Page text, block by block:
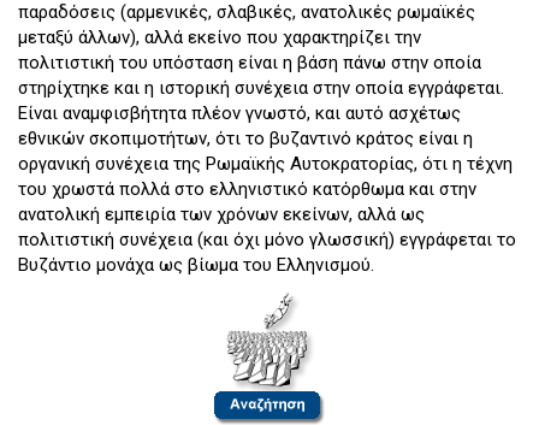
παραδόσεις (αρμενικές, σλαβικές, ανατολικές ρωμαϊκές
μεταξύ άλλων), αλλά εκείνο που χαρακτηρίζει την
πολιτιστική του υπόσταση είναι η βάση πάνω στην οποία
στηρίχτηκε και η ιστορική συνέχεια στην οποία εγγράφεται.
Είναι αναμφισβήτητα πλέον γνωστό, και αυτό ασχέτως
εθνικών σκοπιμοτήτων, ότι το βυζαντινό κράτος είναι η
οργανική συνέχεια της Ρωμαϊκής Αυτοκρατορίας, ότι η τέχνη
του χρωστά πολλά στο ελληνιστικό κατόρθωμα και στην
ανατολική εμπειρία των χρόνων εκείνων, αλλά ως
πολιτιστική συνέχεια (και όχι μόνο γλωσσική) εγγράφεται το
Βυζάντιο μονάχα ως βίωμα του Ελληνισμού.